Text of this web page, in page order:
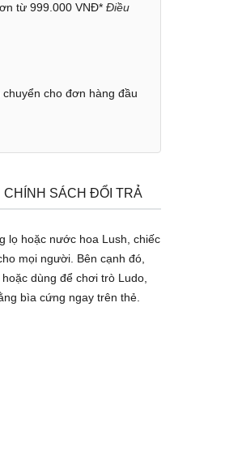
từ 999.000 VNĐ* Điều
cho đơn hàng đầu
CHÍNH SÁCH ĐỔI TRẢ
lọ hoặc nước hoa Lush, chiếc
mọi người. Bên cạnh đó,
dùng để chơi trò Ludo,
bìa cứng ngay trên thẻ.